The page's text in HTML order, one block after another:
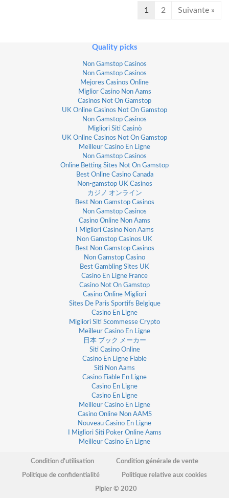
1 2 Suivante »
Quality picks
Non Gamstop Casinos
Non Gamstop Casinos
Mejores Casinos Online
Miglior Casino Non Aams
Casinos Not On Gamstop
UK Online Casinos Not On Gamstop
Non Gamstop Casinos
Migliori Siti Casinò
UK Online Casinos Not On Gamstop
Meilleur Casino En Ligne
Non Gamstop Casinos
Online Betting Sites Not On Gamstop
Best Online Casino Canada
Non-gamstop UK Casinos
カジノ オンライン
Best Non Gamstop Casinos
Non Gamstop Casinos
Casino Online Non Aams
I Migliori Casino Non Aams
Non Gamstop Casinos UK
Best Non Gamstop Casinos
Non Gamstop Casino
Best Gambling Sites UK
Casino En Ligne France
Casino Not On Gamstop
Casino Online Migliori
Sites De Paris Sportifs Belgique
Casino En Ligne
Migliori Siti Scommesse Crypto
Meilleur Casino En Ligne
日本 ブック メーカー
Siti Casino Online
Casino En Ligne Fiable
Siti Non Aams
Casino Fiable En Ligne
Casino En Ligne
Casino En Ligne
Meilleur Casino En Ligne
Casino Online Non AAMS
Nouveau Casino En Ligne
I Migliori Siti Poker Online Aams
Meilleur Casino En Ligne
Condition d'utilisation Condition générale de vente
Politique de confidentialité Politique relative aux cookies
Pipler © 2020